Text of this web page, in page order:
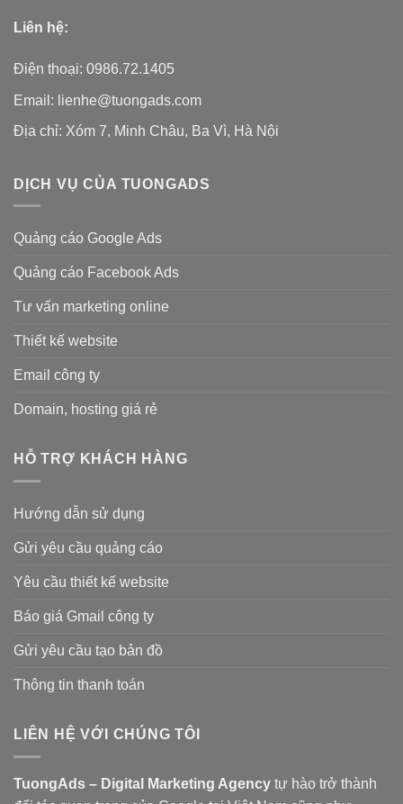
Liên hệ:
Điện thoại: 0986.72.1405
Email: lienhe@tuongads.com
Địa chỉ: Xóm 7, Minh Châu, Ba Vì, Hà Nội
DỊCH VỤ CỦA TUONGADS
Quảng cáo Google Ads
Quảng cáo Facebook Ads
Tư vấn marketing online
Thiết kế website
Email công ty
Domain, hosting giá rẻ
HỖ TRỢ KHÁCH HÀNG
Hướng dẫn sử dụng
Gửi yêu cầu quảng cáo
Yêu cầu thiết kế website
Báo giá Gmail công ty
Gửi yêu cầu tạo bản đồ
Thông tin thanh toán
LIÊN HỆ VỚI CHÚNG TÔI
TuongAds – Digital Marketing Agency tự hào trở thành